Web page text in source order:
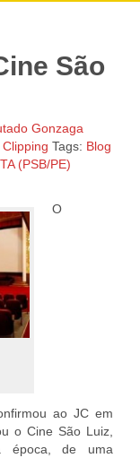
São
Gonzaga
Clipping Tags: Blog
(PSB/PE)
O
ao JC em
o Cine São Luiz,
época, de uma